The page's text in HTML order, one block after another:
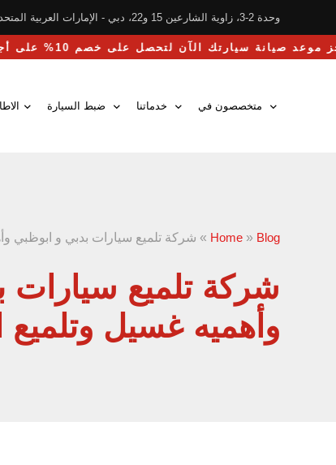
وحدة 2-3، زاوية الشارعين 15 و22، دبي - الإمارات العربية المتحدة
احجز موعد صيانة سيارتك الآن لتحصل على خصم 10% على أجور اليد العاملة
Home » Blog
» شركة تلميع سيارات بدبي و ابوظبي
شركة تلميع سيارات
وأهميه غسيل وتلميع